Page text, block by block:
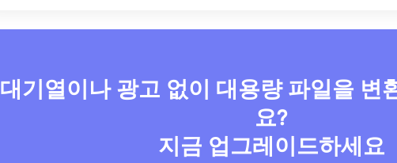
대기열이나 광고 없이 대용량 파일을 변
요?
지금 업그레이드하세요